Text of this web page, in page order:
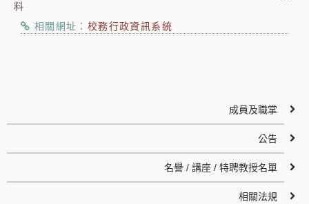
料
相關網址： 校務行政資訊系統
成員及職掌
公告
名譽 / 講座 / 特聘教授名單
相關法規